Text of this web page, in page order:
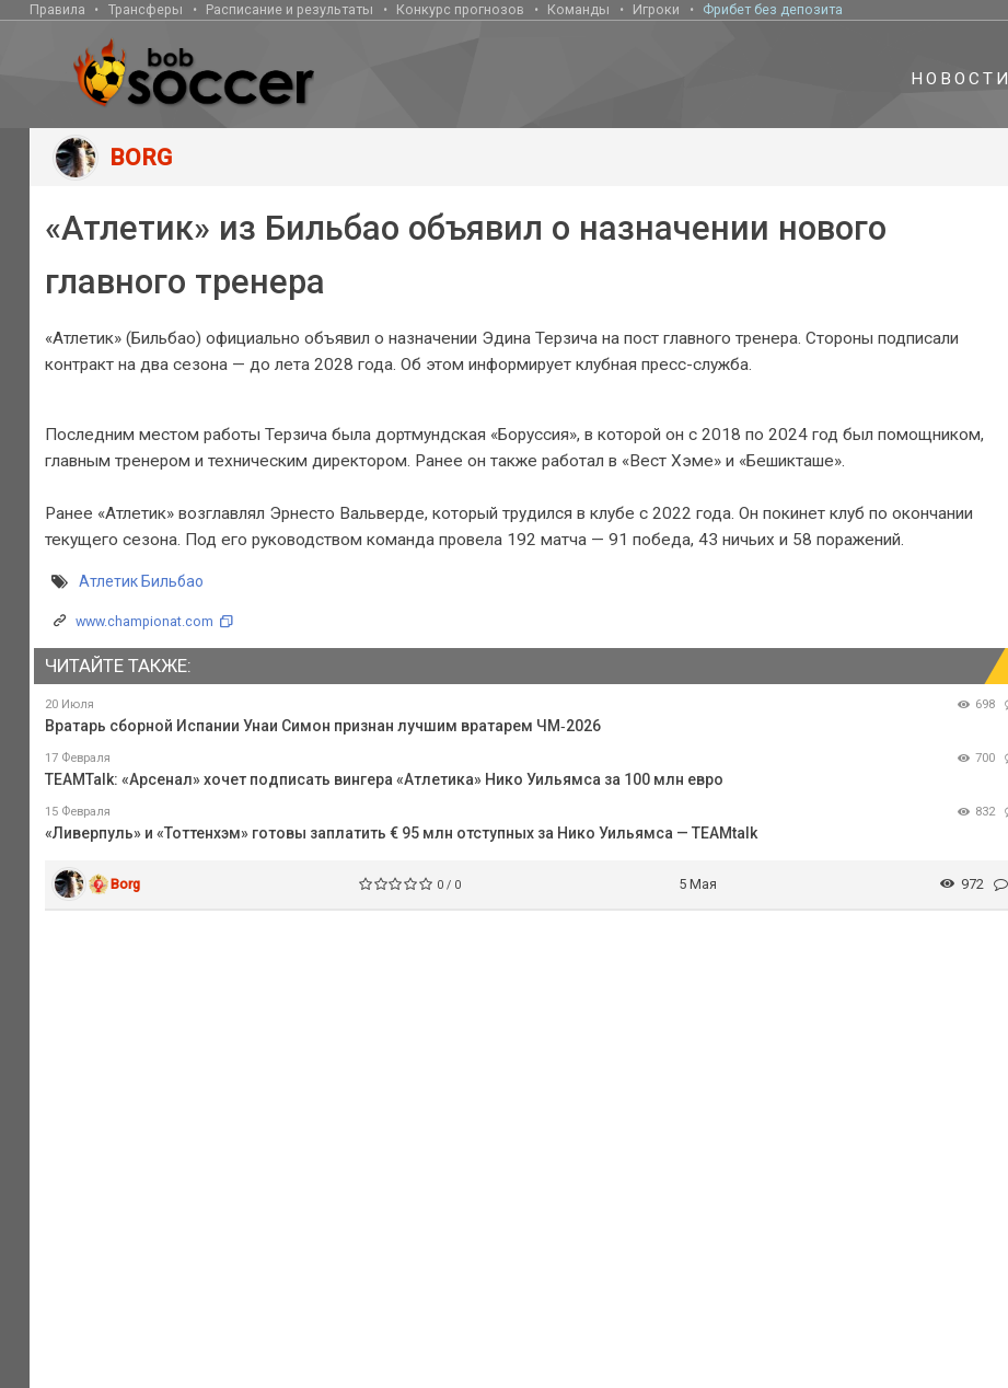
Правила Трансферы Расписание и результаты Конкурс прогнозов Команды Игроки Фрибет без депозита
НОВОСТИ
BORG
«Атлетик» из Бильбао объявил о назначении нового
главного тренера
«Атлетик» (Бильбао) официально объявил о назначении Эдина Терзича на пост главного тренера. Стороны подписали
контракт на два сезона — до лета 2028 года. Об этом информирует клубная пресс-служба.
Последним местом работы Терзича была дортмундская «Боруссия», в которой он с 2018 по 2024 год был помощником,
главным тренером и техническим директором. Ранее он также работал в «Вест Хэме» и «Бешикташе».
Ранее «Атлетик» возглавлял Эрнесто Вальверде, который трудился в клубе с 2022 года. Он покинет клуб по окончании
текущего сезона. Под его руководством команда провела 192 матча — 91 победа, 43 ничьих и 58 поражений.
Атлетик Бильбао
www.championat.com
ЧИТАЙТЕ ТАКЖЕ:
20 Июля 698
Вратарь сборной Испании Унаи Симон признан лучшим вратарем ЧМ‑2026
17 Февраля 700
TEAMTalk: «Арсенал» хочет подписать вингера «Атлетика» Нико Уильямса за 100 млн евро
15 Февраля 832
«Ливерпуль» и «Тоттенхэм» готовы заплатить € 95 млн отступных за Нико Уильямса — TEAMtalk
Borg 0 / 0 5 Мая 972